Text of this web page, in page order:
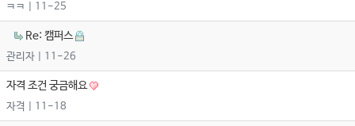
ㅋㅋ | 11-25
Re: 캠퍼스
관리자 | 11-26
자격 조건 궁금해요
자격 | 11-18